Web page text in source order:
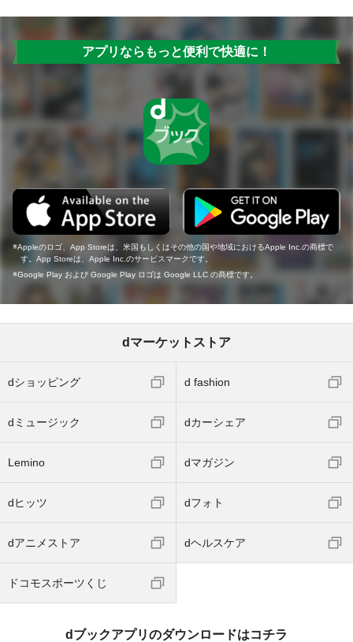
アプリならもっと便利で快適に！
Appleのロゴ、App Storeは、米国もしくはその他の国や地域におけるApple Inc.の商標で
す。App Storeは、Apple Inc.のサービスマークです。
Google Play および Google Play ロゴは Google LLC の商標です。
dマーケットストア
dショッピング d fashion
dミュージック dカーシェア
Lemino dマガジン
dヒッツ dフォト
dアニメストア dヘルスケア
ドコモスポーツくじ
dブックアプリのダウンロードはコチラ